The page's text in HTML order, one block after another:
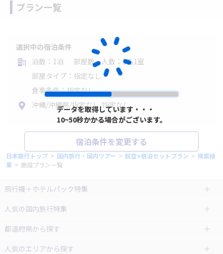
データを取得しています・・・
10~50秒かかる場合がございます。
データを取得しています・・・
10~50秒かかる場合がございます。
プラン一覧
選択中の宿泊条件
泊数：1泊
部屋数・人数：2名1室
部屋タイプ：指定なし
食事条件：指定なし
沖縄/沖縄県/指定なし/指定なし
宿泊条件を変更する
日本旅行トップ > 国内旅行・国内ツアー > 航空+宿泊セットプラン > 検索結
果 > 施設プラン一覧
飛行機＋ホテルパック特集
赤い風船ダイナミックパッケージ
ＪＡＬで行く飛行機+ホテルパック
人気の国内旅行特集
東京ディズニーリゾート®への旅
ユニバーサル・スタジオ・ジャパ
都道府県から探す
人気のエリアから探す